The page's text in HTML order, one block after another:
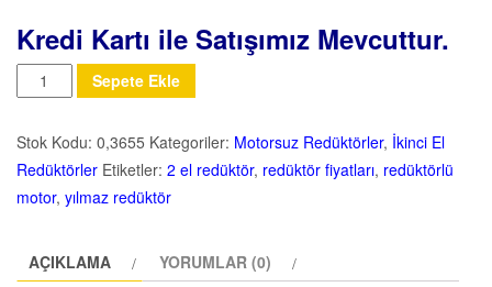
Kredi Kartı ile Satışımız Mevcuttur.
Miktar Sepete Ekle
Stok Kodu: 0,3655 Kategoriler: Motorsuz Redüktörler, İkinci El
Redüktörler Etiketler: 2 el redüktör, redüktör fiyatları, redüktörlü
motor, yılmaz redüktör
AÇIKLAMA YORUMLAR (0)